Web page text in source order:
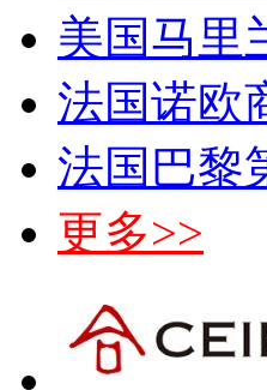
美国马里
法国诺欧
法国巴黎
更多>>